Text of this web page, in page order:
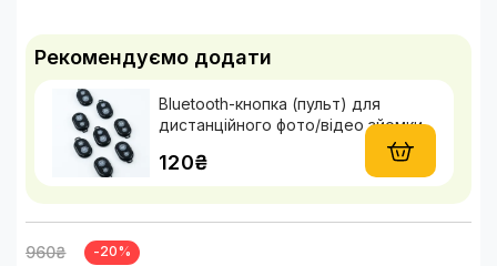
960₴ -20%
Рекомендуємо додати
Bluetooth-кнопка (пульт) для
дистанційного фото/відео зйомки
120₴